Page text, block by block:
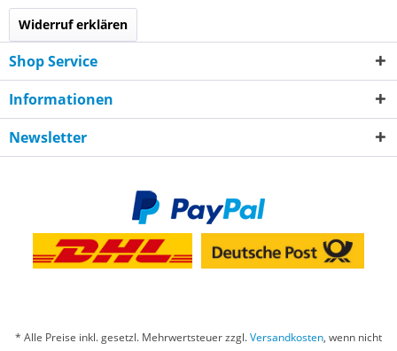
Widerruf erklären
Shop Service
Informationen
Newsletter
* Alle Preise inkl. gesetzl. Mehrwertsteuer zzgl.Versandkosten, wenn nicht